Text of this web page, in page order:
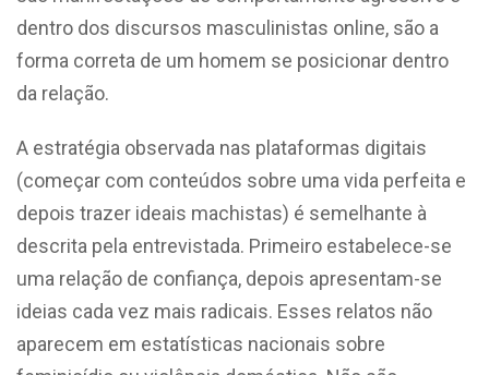
dentro dos discursos masculinistas online, são a
forma correta de um homem se posicionar dentro
da relação.
A estratégia observada nas plataformas digitais
(começar com conteúdos sobre uma vida perfeita e
depois trazer ideais machistas) é semelhante à
descrita pela entrevistada. Primeiro estabelece-se
uma relação de confiança, depois apresentam-se
ideias cada vez mais radicais. Esses relatos não
aparecem em estatísticas nacionais sobre